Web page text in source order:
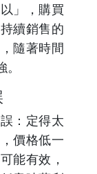
」，購買
續銷售的
隨著時間
：定得太
價格低一
能有效，